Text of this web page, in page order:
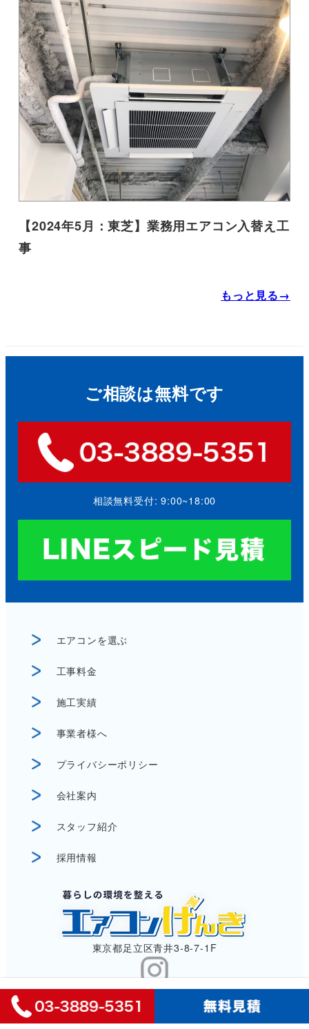
【2024年5月：東芝】業務用エアコン入替え工
事
もっと見る→
ご相談は無料です
相談無料受付: 9:00~18:00
東京都足立区青井3-8-7-1F
エアコンを選ぶ
工事料金
施工実績
事業者様へ
プライバシーポリシー
会社案内
スタッフ紹介
採用情報